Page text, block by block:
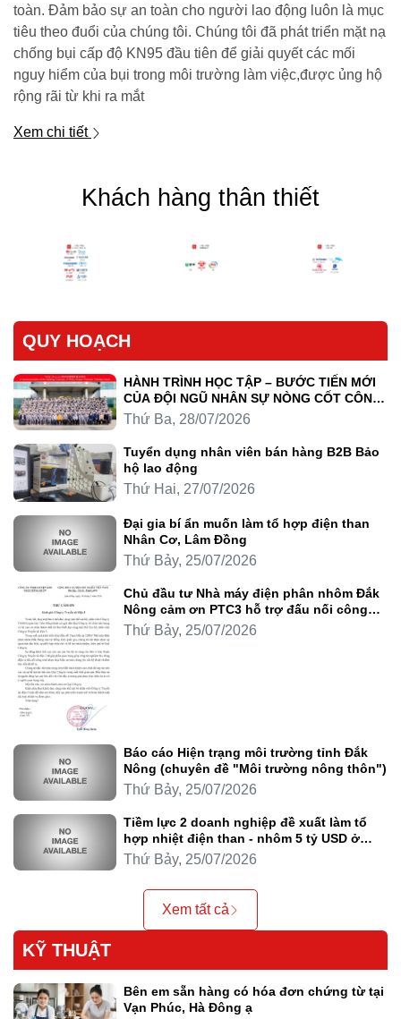
toàn. Đảm bảo sự an toàn cho người lao động luôn là mục
tiêu theo đuổi của chúng tôi. Chúng tôi đã phát triển mặt nạ
chống bụi cấp độ KN95 đầu tiên để giải quyết các mối
nguy hiểm của bụi trong môi trường làm việc,được ủng hộ
rộng rãi từ khi ra mắt
Xem chi tiết
Khách hàng thân thiết
QUY HOẠCH
HÀNH TRÌNH HỌC TẬP – BƯỚC TIẾN MỚI
CỦA ĐỘI NGŨ NHÂN SỰ NÒNG CỐT CÔNG
TY LUYỆN KIM TRẦN HỒNG QUÂN
Thứ Ba, 28/07/2026
Tuyển dụng nhân viên bán hàng B2B Bảo
hộ lao động
Thứ Hai, 27/07/2026
Đại gia bí ẩn muốn làm tổ hợp điện than
Nhân Cơ, Lâm Đồng
Thứ Bảy, 25/07/2026
Chủ đầu tư Nhà máy điện phân nhôm Đắk
Nông cảm ơn PTC3 hỗ trợ đấu nối công
trình
Thứ Bảy, 25/07/2026
Báo cáo Hiện trạng môi trường tỉnh Đắk
Nông (chuyên đề "Môi trường nông thôn")
Thứ Bảy, 25/07/2026
Tiềm lực 2 doanh nghiệp đề xuất làm tổ
hợp nhiệt điện than - nhôm 5 tỷ USD ở
Lâm Đồng
Thứ Bảy, 25/07/2026
Xem tất cả
KỸ THUẬT
Bên em sẵn hàng có hóa đơn chứng từ tại
Vạn Phúc, Hà Đông ạ